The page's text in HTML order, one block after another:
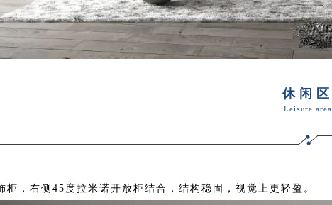
休闲区
Leisure area
，右侧45度拉米诺开放柜结合，结构稳固，视觉上更轻盈。